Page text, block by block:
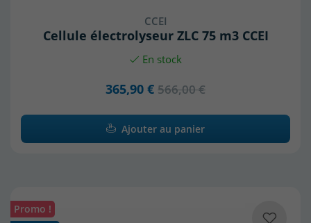
CCEI
Cellule électrolyseur ZLC 75 m3 CCEI
En stock
365,90 € 566,00 €
Ajouter au panier
Promo !